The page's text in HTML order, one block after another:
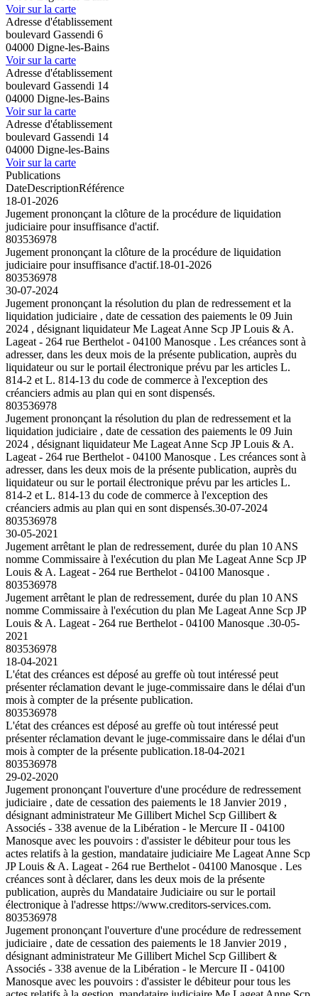
Voir sur la carte
Adresse d'établissement
boulevard Gassendi 6
04000 Digne-les-Bains
Voir sur la carte
Adresse d'établissement
boulevard Gassendi 14
04000 Digne-les-Bains
Voir sur la carte
Adresse d'établissement
boulevard Gassendi 14
04000 Digne-les-Bains
Voir sur la carte
Publications
DateDescriptionRéférence
18-01-2026
Jugement prononçant la clôture de la procédure de liquidation
judiciaire pour insuffisance d'actif.
803536978
Jugement prononçant la clôture de la procédure de liquidation
judiciaire pour insuffisance d'actif.18-01-2026
803536978
30-07-2024
Jugement prononçant la résolution du plan de redressement et la
liquidation judiciaire , date de cessation des paiements le 09 Juin
2024 , désignant liquidateur Me Lageat Anne Scp JP Louis & A.
Lageat - 264 rue Berthelot - 04100 Manosque . Les créances sont à
adresser, dans les deux mois de la présente publication, auprès du
liquidateur ou sur le portail électronique prévu par les articles L.
814-2 et L. 814-13 du code de commerce à l'exception des
créanciers admis au plan qui en sont dispensés.
803536978
Jugement prononçant la résolution du plan de redressement et la
liquidation judiciaire , date de cessation des paiements le 09 Juin
2024 , désignant liquidateur Me Lageat Anne Scp JP Louis & A.
Lageat - 264 rue Berthelot - 04100 Manosque . Les créances sont à
adresser, dans les deux mois de la présente publication, auprès du
liquidateur ou sur le portail électronique prévu par les articles L.
814-2 et L. 814-13 du code de commerce à l'exception des
créanciers admis au plan qui en sont dispensés.30-07-2024
803536978
30-05-2021
Jugement arrêtant le plan de redressement, durée du plan 10 ANS
nomme Commissaire à l'exécution du plan Me Lageat Anne Scp JP
Louis & A. Lageat - 264 rue Berthelot - 04100 Manosque .
803536978
Jugement arrêtant le plan de redressement, durée du plan 10 ANS
nomme Commissaire à l'exécution du plan Me Lageat Anne Scp JP
Louis & A. Lageat - 264 rue Berthelot - 04100 Manosque .30-05-
2021
803536978
18-04-2021
L'état des créances est déposé au greffe où tout intéressé peut
présenter réclamation devant le juge-commissaire dans le délai d'un
mois à compter de la présente publication.
803536978
L'état des créances est déposé au greffe où tout intéressé peut
présenter réclamation devant le juge-commissaire dans le délai d'un
mois à compter de la présente publication.18-04-2021
803536978
29-02-2020
Jugement prononçant l'ouverture d'une procédure de redressement
judiciaire , date de cessation des paiements le 18 Janvier 2019 ,
désignant administrateur Me Gillibert Michel Scp Gillibert &
Associés - 338 avenue de la Libération - le Mercure II - 04100
Manosque avec les pouvoirs : d'assister le débiteur pour tous les
actes relatifs à la gestion, mandataire judiciaire Me Lageat Anne Scp
JP Louis & A. Lageat - 264 rue Berthelot - 04100 Manosque . Les
créances sont à déclarer, dans les deux mois de la présente
publication, auprès du Mandataire Judiciaire ou sur le portail
électronique à l'adresse https://www.creditors-services.com.
803536978
Jugement prononçant l'ouverture d'une procédure de redressement
judiciaire , date de cessation des paiements le 18 Janvier 2019 ,
désignant administrateur Me Gillibert Michel Scp Gillibert &
Associés - 338 avenue de la Libération - le Mercure II - 04100
Manosque avec les pouvoirs : d'assister le débiteur pour tous les